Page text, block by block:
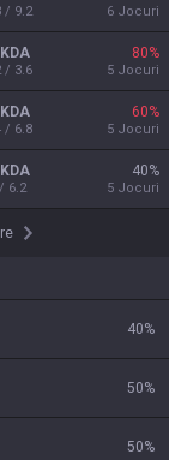
/ 9.2 6 Jocuri
/ 3.6
80%
5 Jocuri
/ 6.8
60%
5 Jocuri
6.2
40%
5 Jocuri
40%
50%
50%